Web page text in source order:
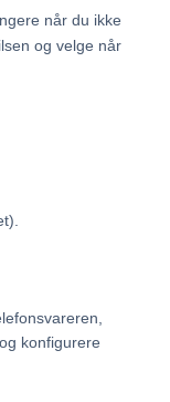
når du ikke
og velge når
konfigurere